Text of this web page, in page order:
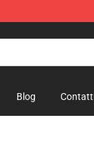
Blog